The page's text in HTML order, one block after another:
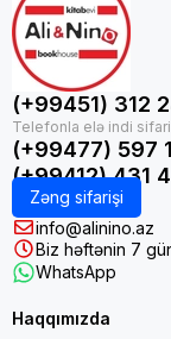
(+99451) 312
(+99477) 597
(+99412) 431
Zəng sifarişi
info@alinino.az
Biz həftənin 7
WhatsApp
Haqqımızda